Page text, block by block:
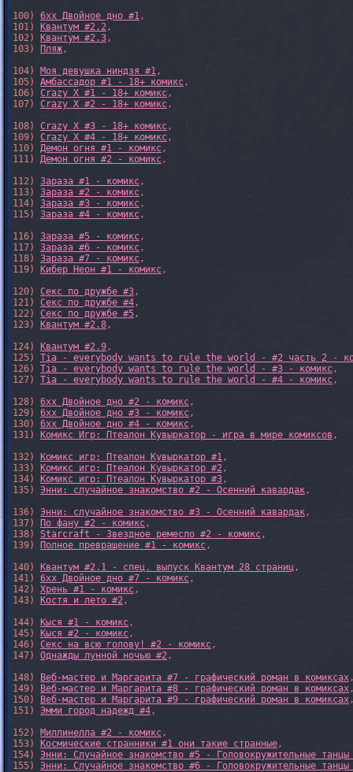
100) 6xx Двойное дно #1,
101)
Квантум #2.2,
102)
Квантум #2.3,
103)
Пляж,
104) Моя девушка ниндзя #1,
105) Амбассадор #1 - 18+ комикс,
106) Crazy X #1 - 18+ комикс,
107) Crazy X #2 - 18+ комикс,
108) Crazy X #3 - 18+ комикс,
109) Crazy X #4 - 18+ комикс,
110) Демон огня #1 - комикс,
111) Демон огня #2 - комикс,
112) Зараза #1 - комикс,
113) Зараза #2 - комикс,
114) Зараза #3 - комикс,
115) Зараза #4 - комикс,
116) Зараза #5 - комикс,
117) Зараза #6 - комикс,
118) Зараза #7 - комикс,
119)
Кибер Неон #1 - комикс,
120) Секс по дружбе #3,
121) Секс по дружбе #4,
122) Секс по дружбе #5,
123)
Квантум #2.8,
124)
Квантум #2.9,
125) Tia - everybody wants to rule the world - #2 часть 2 -
126) Tia - everybody wants to rule the world - #3 - комикс,
127) Tia - everybody wants to rule the world - #4 - комикс,
128) 6xx Двойное дно #2 - комикс,
129) 6xx Двойное дно #3 - комикс,
130) 6xx Двойное дно #4 - комикс,
131)
Комикс Игр: Птеалон Кувыркатор - игра в мире комиксов ,
132)
Комикс игр: Птеалон Кувыркатор #1,
133)
Комикс игр: Птеалон Кувыркатор #2,
134)
Комикс игр: Птеалон Кувыркатор #3,
135) Энни: случайное знакомство #2 - Осенний кавардак,
136) Энни: случайное знакомство #3 - Осенний кавардак,
137)
По фану #2 - комикс,
138) Starcraft - Звездное ремесло #2 - комикс,
139)
Полное превращение #1 - комикс,
140)
Квантум #2.1 - спец. выпуск Квантум 28 страниц,
141) 6xx Двойное дно #7 - комикс,
142) Хрень #1 - комикс,
143)
Костя и лето #2,
144)
Кыся #1 - комикс,
145)
Кыся #2 - комикс,
146) Секс на всю голову! #2 - комикс,
147) Однажды лунной ночью #2,
148)
Веб-мастер и Маргарита #7 - графический роман в комиксах
149)
Веб-мастер и Маргарита #8 - графический роман в комиксах
150)
Веб-мастер и Маргарита #9 - графический роман в комиксах
151) Эмми город надежд #4,
152) Миллинелла #2 - комикс,
153)
Космические странники #1 они такие странные,
154) Энни: Случайное знакомство #5 - Головокружительные
155) Энни: Случайное знакомство #6 - Головокружительные